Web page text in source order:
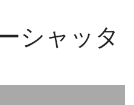
シャッタ